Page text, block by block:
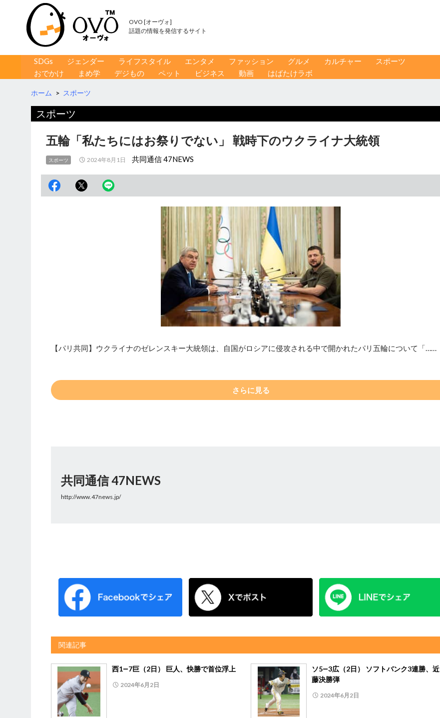
OVO [オーヴォ]
話題の情報を発信するサイト
コンテンツへ移動
SDGs ジェンダー ライフスタイル エンタメ ファッション グルメ カルチャー
スポーツ
おでかけ
まめ学 デジもの ペット ビジネス 動画 はばたけラボ
ホーム > スポーツ
スポーツ
五輪「私たちにはお祭りでない」 戦時下のウクライナ大統領
スポーツ 2024年8月1日 共同通信 47NEWS
【パリ共同】ウクライナのゼレンスキー大統領は、自国がロシアに侵攻される中で開かれたパリ五輪について「……
さらに見る
共同通信 47NEWS
http://www.47news.jp/
関連記事
西1―7巨（2日） 巨人、快勝で首位浮上
2024年6月2日
ソ5―3広（2日） ソフトバンク3連勝、近
藤決勝弾
2024年6月2日